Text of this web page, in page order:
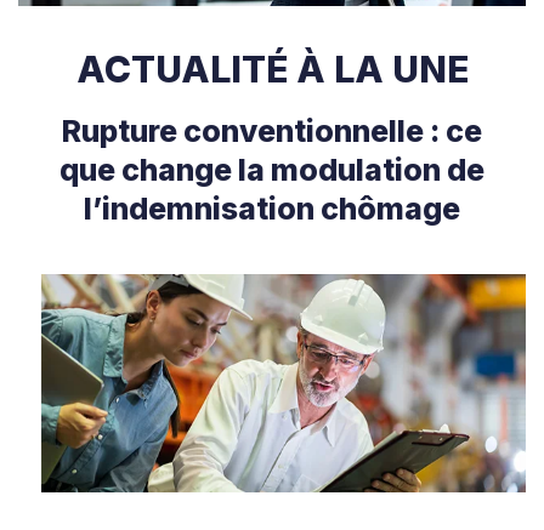
ACTUALITÉ À LA UNE
Rupture conventionnelle : ce
que change la modulation de
l’indemnisation chômage